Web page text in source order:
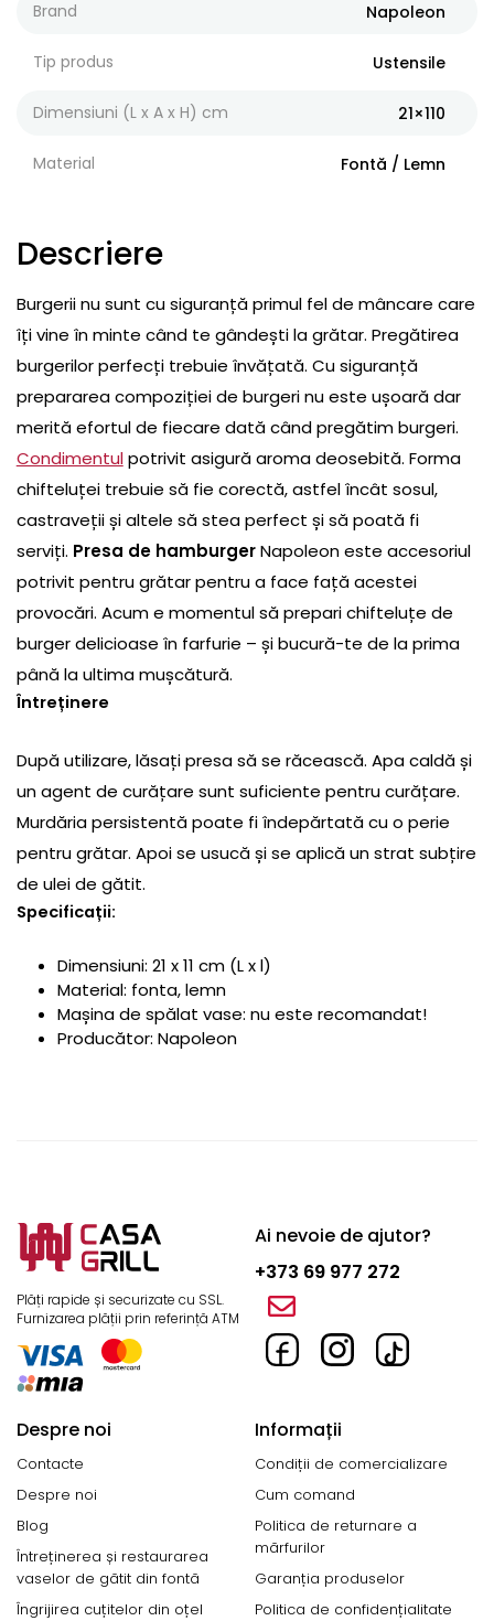
Brand Napoleon
Tip produs Ustensile
Dimensiuni (L x A x H) cm 21×110
Material Fontă / Lemn
Descriere
Burgerii nu sunt cu siguranță primul fel de mâncare care
îți vine în minte când te gândești la grătar. Pregătirea
burgerilor perfecți trebuie învățată. Cu siguranță
prepararea compoziției de burgeri nu este ușoară dar
merită efortul de fiecare dată când pregătim burgeri.
Condimentulpotrivit asigură aroma deosebită. Forma
chifteluței trebuie să fie corectă, astfel încât sosul,
castraveții și altele să stea perfect și să poată fi
serviți. Presa de hamburgerNapoleon este accesoriul
potrivit pentru grătar pentru a face față acestei
provocări. Acum e momentul să prepari chifteluțe de
burger delicioase în farfurie – și bucură-te de la prima
până la ultima mușcătură.
Întreținere
După utilizare, lăsați presa să se răcească. Apa caldă și
un agent de curățare sunt suficiente pentru curățare.
Murdăria persistentă poate fi îndepărtată cu o perie
pentru grătar. Apoi se usucă și se aplică un strat subțire
de ulei de gătit.
Specificații:
Dimensiuni: 21 x 11 cm (L x l)
Material: fonta, lemn
Mașina de spălat vase: nu este recomandat!
Producător: Napoleon
Plăți rapide și securizate cu SSL.
Furnizarea plății prin referință ATM
Ai nevoie de ajutor?
+373 69 977 272
Despre noi
Contacte
Despre noi
Blog
Întreținerea și restaurarea
vaselor de gătit din fontă
Îngrijirea cuțitelor din oțel
Informații
Condiții de comercializare
Cum comand
Politica de returnare a
mărfurilor
Garanția produselor
Politica de confidențialitate